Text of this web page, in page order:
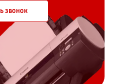
звонок